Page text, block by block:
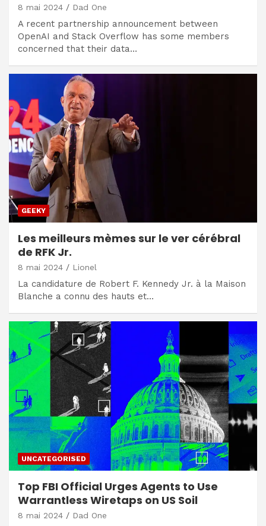
8 mai 2024 Dad One
A recent partnership announcement between
OpenAI and Stack Overflow has some members
concerned that their data…
GEEKY
Les meilleurs mèmes sur le ver cérébral
de RFK Jr.
8 mai 2024 Lionel
La candidature de Robert F. Kennedy Jr. à la Maison
Blanche a connu des hauts et…
UNCATEGORISED
Top FBI Official Urges Agents to Use
Warrantless Wiretaps on US Soil
8 mai 2024 Dad One